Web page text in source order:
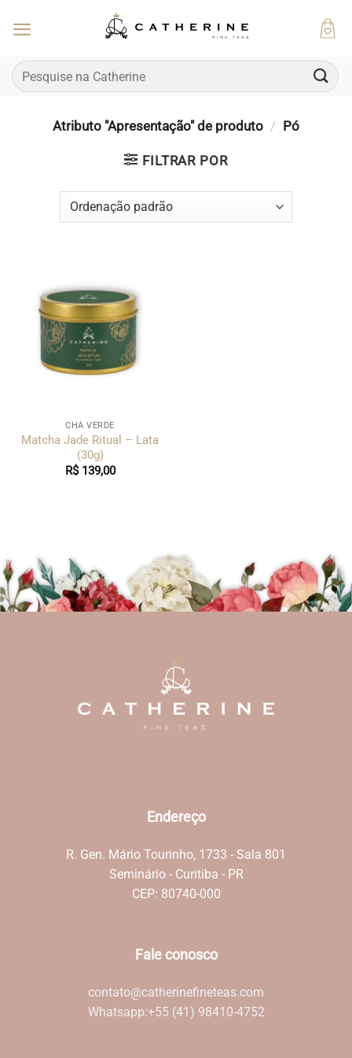
Pesquisar
por:
Atributo "Apresentação" de produto / Pó
FILTRAR POR
CHÁ VERDE
Matcha Jade Ritual – Lata
(30g)
R$139,00
Endereço
R. Gen. Mário Tourinho, 1733 - Sala 801
Seminário - Curitiba - PR
CEP: 80740-000
Fale conosco
contato@catherinefineteas.com
Whatsapp:+55 (41) 98410-4752